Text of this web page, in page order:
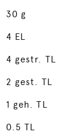
30 g
4 EL
4 gestr. TL
2 gest. TL
1 geh. TL
0.5TL